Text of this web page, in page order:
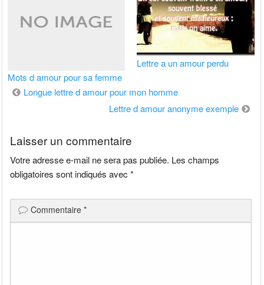
Mots d amour pour sa femme
Lettre a un amour perdu
Navigation
Longue lettre d amour pour mon homme
Lettre d amour anonyme exemple
Laisser un commentaire
Votre adresse e-mail ne sera pas publiée. Les champs
obligatoires sont indiqués avec*
Commentaire*